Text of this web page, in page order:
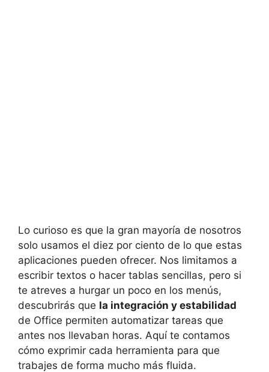
Lo curioso es que la gran mayoría de nosotros
solo usamos el diez por ciento de lo que estas
aplicaciones pueden ofrecer. Nos limitamos a
escribir textos o hacer tablas sencillas, pero si
te atreves a hurgar un poco en los menús,
descubrirás que la integración y estabilidad
de Office permiten automatizar tareas que
antes nos llevaban horas. Aquí te contamos
cómo exprimir cada herramienta para que
trabajes de forma mucho más fluida.